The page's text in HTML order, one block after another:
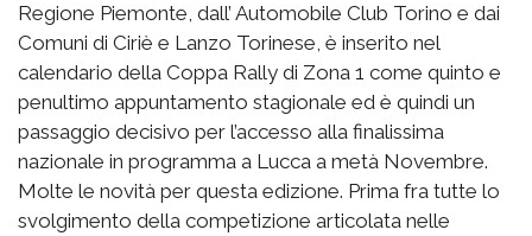
Regione Piemonte, dall’ Automobile Club Torino e dai
Comuni di Ciriè e Lanzo Torinese, è inserito nel
calendario della Coppa Rally di Zona 1 come quinto e
penultimo appuntamento stagionale ed è quindi un
passaggio decisivo per l’accesso alla finalissima
nazionale in programma a Lucca a metà Novembre.
Molte le novità per questa edizione. Prima fra tutte lo
svolgimento della competizione articolata nelle